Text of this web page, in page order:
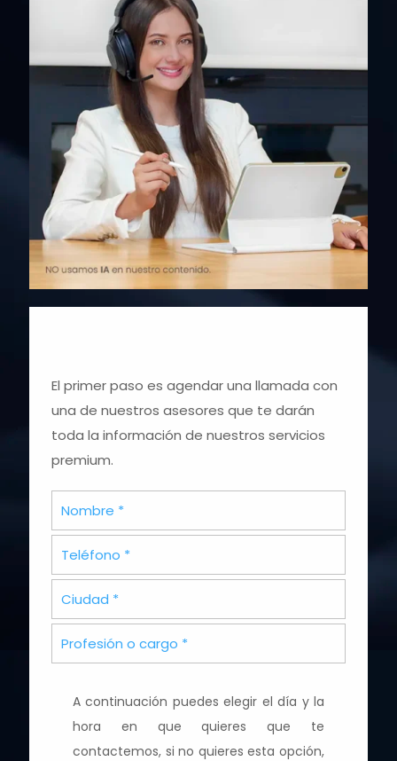
El primer paso es agendar una llamada con
una de nuestros asesores que te darán
toda la información de nuestros servicios
premium.
A continuación puedes elegir el día y la
hora en que quieres que te
contactemos, si no quieres esta opción,